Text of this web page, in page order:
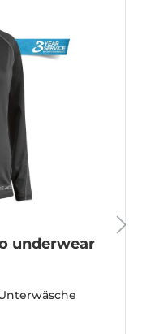
underwear